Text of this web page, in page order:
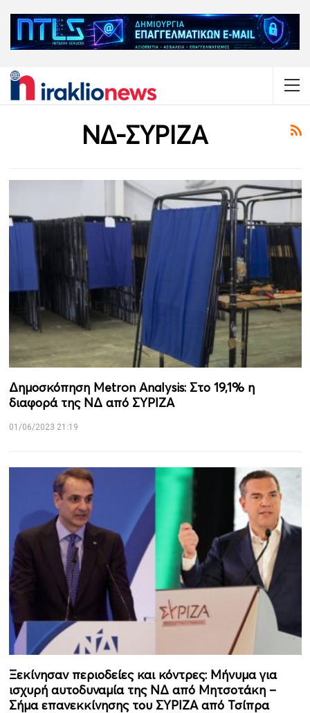
ΝΔ-ΣΥΡΙΖΑ
Δημοσκόπηση Metron Analysis: Στο 19,1% η
διαφορά της ΝΔ από ΣΥΡΙΖΑ
01/06/2023 21:19
Ξεκίνησαν περιοδείες και κόντρες: Μήνυμα για
ισχυρή αυτοδυναμία της ΝΔ από Μητσοτάκη –
Σήμα επανεκκίνησης του ΣΥΡΙΖΑ από Τσίπρα